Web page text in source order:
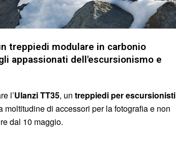
treppiedi modulare in carbonio
appassionati dell'escursionismo e
l’Ulanzi TT35, un treppiedi per escursionisti
moltitudine di accessori per la fotografia e non
dal 10 maggio.